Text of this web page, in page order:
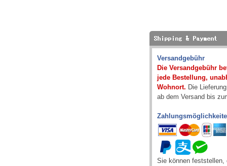
Versandgebühr
Die Versandgebühr
jede Bestellung,
Wohnort. Die
ab dem Versand bis
Sie können